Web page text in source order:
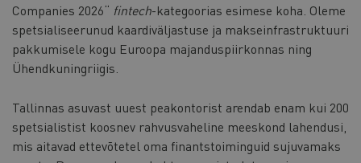
Companies 2026“ fintech-kategoorias esimese koha. Oleme
spetsialiseerunud kaardiväljastuse ja makseinfrastruktuuri
pakkumisele kogu Euroopa majanduspiirkonnas ning
Ühendkuningriigis.
Tallinnas asuvast uuest peakontorist arendab enam kui 200
spetsialistist koosnev rahvusvaheline meeskond lahendusi,
mis aitavad ettevõtetel oma finantstoiminguid sujuvamaks